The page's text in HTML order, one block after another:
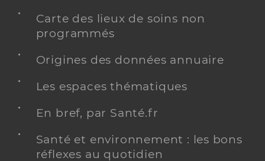
Carte des lieux de soins non
programmés
Origines des données annuaire
Les espaces thématiques
En bref, par Santé.fr
Santé et environnement : les bons
réflexes au quotidien